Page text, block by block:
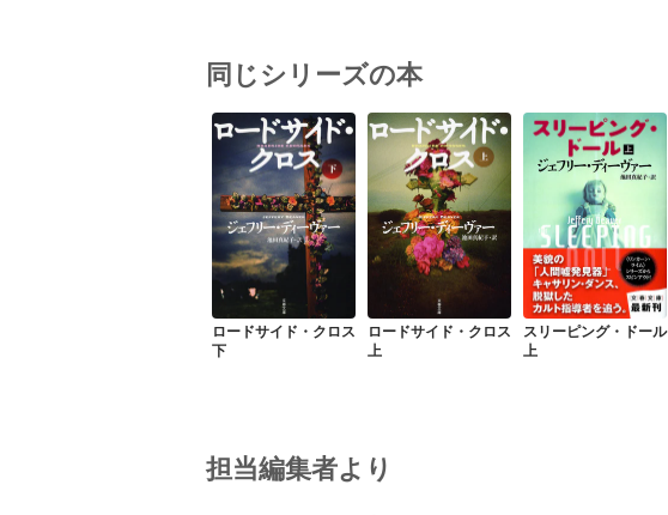
同じシリーズの本
ロードサイド・クロス
下
ロードサイド・クロス
上
スリーピング・ドール
上
担当編集者より